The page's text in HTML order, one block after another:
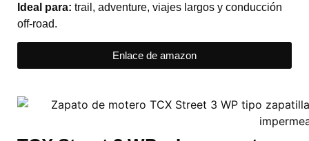
Ideal para: trail, adventure, viajes largos y conducción
off-road.
Enlace de amazon